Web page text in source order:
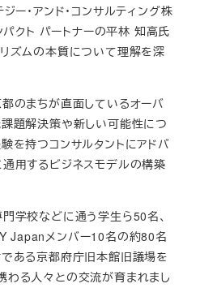
ー・アンド・コンサルティング株
クト パートナーの平林 知高氏
ズムの本質について理解を深
のまちが直面しているオーバ
題解決策や新しい可能性につ
を持つコンサルタントにアドバ
用するビジネスモデルの構築
学校などに通う学生ら50名、
Japanメンバー10名の約80名
ある京都府庁旧本館旧議場を
る人々との交流が育まれまし